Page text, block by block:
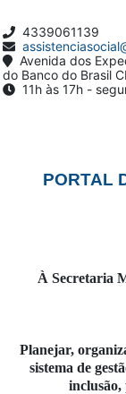
4339061139
Avenida dos
do Banco do Brasil
11h às 17h -
PORTAL
À Secretaria
Planejar,
sistema de
inclusão,